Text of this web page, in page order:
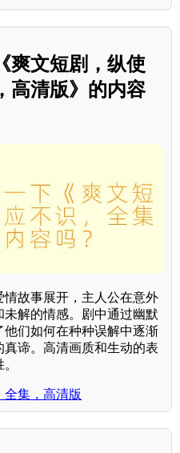
爽文短剧，纵使
高清版》的内容
故事展开，主人公在意外
解的情感。剧中通过幽默
们如何在种种误解中逐渐
谛。高清画质和生动的表
集，高清版